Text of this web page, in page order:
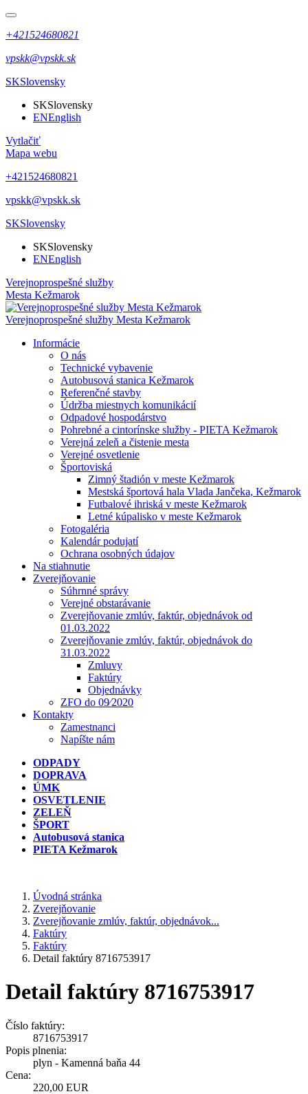
+421524680821
vpskk@vpskk.sk
SKSlovensky
SKSlovensky
ENEnglish
Vytlačiť
Mapa webu
+421524680821
vpskk@vpskk.sk
SKSlovensky
SKSlovensky
ENEnglish
Verejnoprospešné služby
Mesta Kežmarok
Verejnoprospešné služby Mesta Kežmarok
Informácie
O nás
Technické vybavenie
Autobusová stanica Kežmarok
Referenčné stavby
Údržba miestnych komunikácií
Odpadové hospodárstvo
Pohrebné a cintorínske služby - PIETA Kežmarok
Verejná zeleň a čistenie mesta
Verejné osvetlenie
Športoviská
Zimný štadión v meste Kežmarok
Mestská športová hala Vlada Jančeka, Kežmarok
Futbalové ihriská v meste Kežmarok
Letné kúpalisko v meste Kežmarok
Fotogaléria
Kalendár podujatí
Ochrana osobných údajov
Na stiahnutie
Zverejňovanie
Súhrnné správy
Verejné obstarávanie
Zverejňovanie zmlúv, faktúr, objednávok od
01.03.2022
Zverejňovanie zmlúv, faktúr, objednávok do
31.03.2022
Zmluvy
Faktúry
Objednávky
ZFO do 09⁄2020
Kontakty
Zamestnanci
Napíšte nám
ODPADY
DOPRAVA
ÚMK
OSVETLENIE
ZELEŇ
ŠPORT
Autobusová stanica
PIETA Kežmarok
Úvodná stránka
Zverejňovanie
Zverejňovanie zmlúv, faktúr, objednávok...
Faktúry
Faktúry
Detail faktúry 8716753917
Detail faktúry 8716753917
Číslo faktúry:
8716753917
Popis plnenia:
plyn - Kamenná baňa 44
Cena:
220,00 EUR